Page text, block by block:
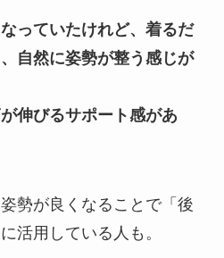
っていたけれど、着るだ
自然に姿勢が整う感じが
伸びるサポート感があ
勢が良くなることで「後
活用している人も。